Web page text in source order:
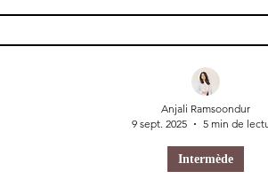
Intermède
Anjali Ramsoondur
9 sept. 2025
5 min de